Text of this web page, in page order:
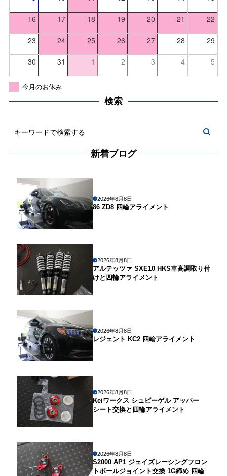
16 17 18 19 20 21 22
23 24 25 26 27 28 29
30 31 1 2 3 4 5
今月のお休み
検索
新着ブログ
2026年8月8日
86 ZD8 四輪アライメント
2026年8月8日
アルテッツァ SXE10 HKS車高調取り付
けと四輪アライメント
2026年8月8日
レジェント KC2 四輪アライメント
2026年8月8日
Keiワークス シュピーゲル アッパー
シート交換と四輪アライメント
2026年8月8日
S2000 AP1 ジェイズレーシングフロン
トボールジョイント交換 1G締め 四輪